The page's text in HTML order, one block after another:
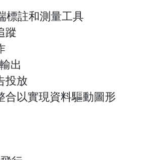
標註和測量工具
蹤
出
投放
合以實現資料驅動圖形